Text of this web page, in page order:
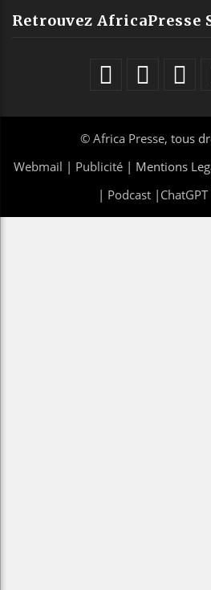
Retrouvez AfricaPresse
© Africa Presse, tous
Webmail | Publicité | Mentions
| Podcast| ChatGPT